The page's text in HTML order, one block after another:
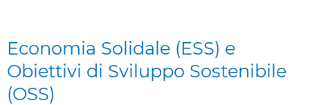
Economia Solidale (ESS) e
Obiettivi di Sviluppo Sostenibile
(OSS)